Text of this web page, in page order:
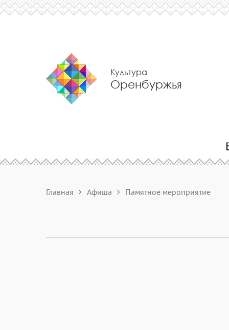
Культура
Оренбуржья
Главная Афиша Памятное мероприятие